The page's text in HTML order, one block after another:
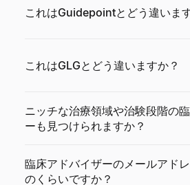
これはGuidepointとどう違いま
これはGLGとどう違いますか？
ニッチな治療領域や治験段階の
ーも見つけられますか？
臨床アドバイザーのメールアド
のくらいですか？